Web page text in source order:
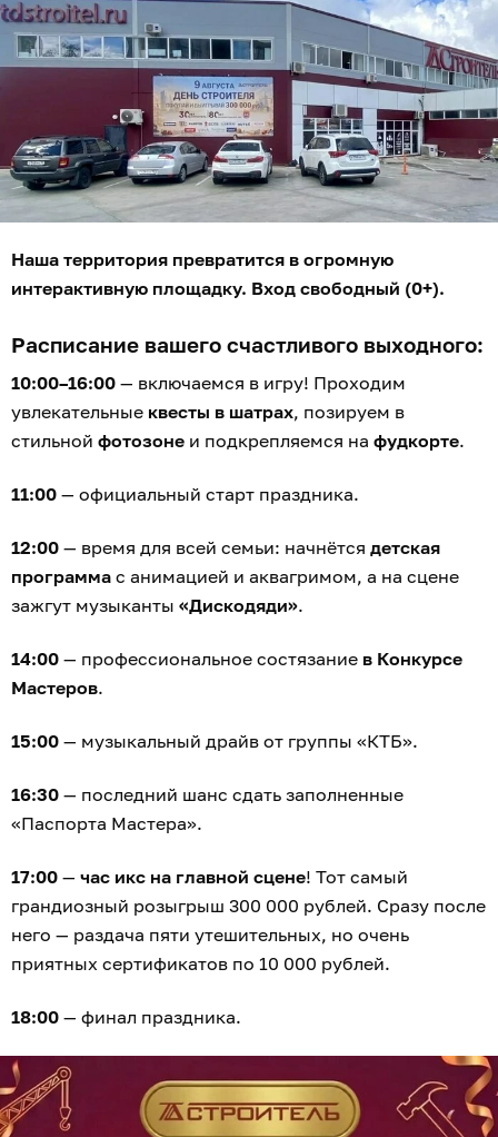
Наша территория превратится в огромную
интерактивную площадку. Вход свободный (0+).
Расписание вашего счастливого выходного:
10:00–16:00 — включаемся в игру! Проходим
увлекательные квесты в шатрах, позируем в
стильной фотозоне и подкрепляемся на фудкорте.
11:00 — официальный старт праздника.
12:00 — время для всей семьи: начнётся детская
программа с анимацией и аквагримом, а на сцене
зажгут музыканты «Дискодяди».
14:00 — профессиональное состязание в Конкурсе
Мастеров.
15:00 — музыкальный драйв от группы «КТБ».
16:30 — последний шанс сдать заполненные
«Паспорта Мастера».
17:00 — час икс на главной сцене! Тот самый
грандиозный розыгрыш 300 000 рублей. Сразу после
него — раздача пяти утешительных, но очень
приятных сертификатов по 10 000 рублей.
18:00 — финал праздника.